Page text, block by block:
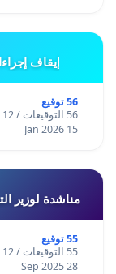
إيقاف
56 توقيع
56 التوقيعات / 12 أشهر
15 Jan 2026
مناشدة لوزير
55 توقيع
55 التوقيعات / 12 أشهر
28 Sep 2025